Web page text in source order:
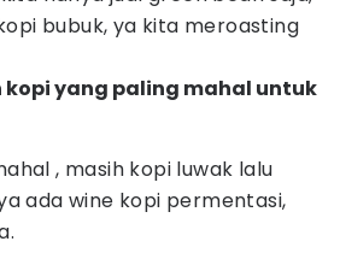
bubuk, ya kita meroasting
kopi yang paling mahal untuk
, masih kopi luwak lalu
ada wine kopi permentasi,